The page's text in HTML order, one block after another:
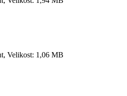
Velikost: 1,06 MB